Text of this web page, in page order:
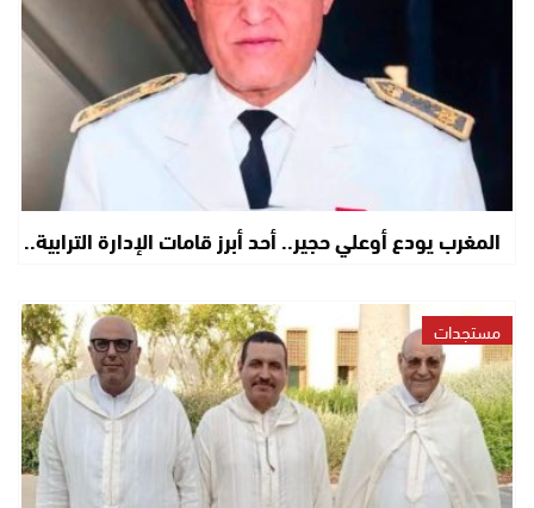
المغرب يودع أوعلي حجير.. أحد أبرز قامات الإدارة الترابية..
مستجدات